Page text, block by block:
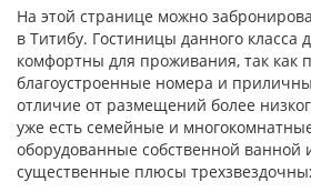
На этой странице можно
в Титибу. Гостиницы данного класса
комфортны для проживания, так как
благоустроенные номера и
отличие от размещений более
уже есть семейные и
оборудованные собственной ванной
существенные плюсы